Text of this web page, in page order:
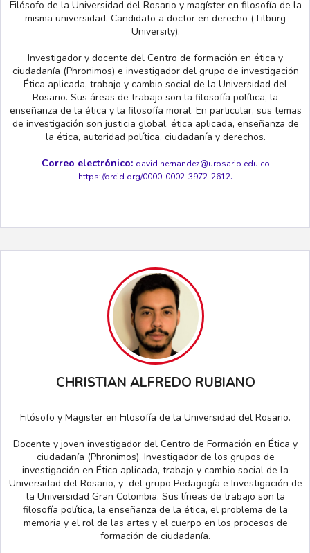
Filósofo de la Universidad del Rosario y magíster en filosofía de la
misma universidad. Candidato a doctor en derecho (Tilburg
University).
Investigador y docente del Centro de formación en ética y
ciudadanía (Phronimos) e investigador del grupo de investigación
Ética aplicada, trabajo y cambio social de la Universidad del
Rosario. Sus áreas de trabajo son la filosofía política, la
enseñanza de la ética y la filosofía moral. En particular, sus temas
de investigación son justicia global, ética aplicada, enseñanza de
la ética, autoridad política, ciudadanía y derechos.
Correo electrónico: david.hernandez@urosario.edu.co
https://orcid.org/0000-0002-3972-2612.
CHRISTIAN ALFREDO RUBIANO
Filósofo y Magister en Filosofía de la Universidad del Rosario.
Docente y joven investigador del Centro de Formación en Ética y
ciudadanía (Phronimos). Investigador de los grupos de
investigación en Ética aplicada, trabajo y cambio social de la
Universidad del Rosario, y del grupo Pedagogía e Investigación de
la Universidad Gran Colombia. Sus líneas de trabajo son la
filosofía política, la enseñanza de la ética, el problema de la
memoria y el rol de las artes y el cuerpo en los procesos de
formación de ciudadanía.